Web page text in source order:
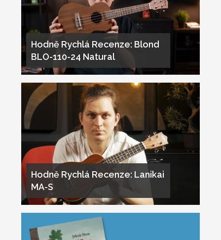
Hodně Rychlá Recenze: Blond
BLO-110-24 Natural
Hodně Rychlá Recenze: Lanikai
MA-S